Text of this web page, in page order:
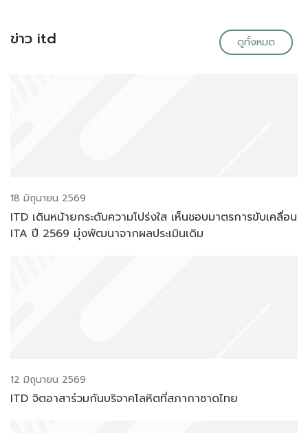
ข่าว itd ดูทั้งหมด
18 มิถุนายน 2569
ITD เดินหน้ายกระดับความโปร่งใส เห็นชอบมาตรการขับเคลื่อน
ITA ปี 2569 มุ่งพัฒนาจากผลประเมินเดิม
12 มิถุนายน 2569
ITD จิตอาสาร่วมกันบริจาคโลหิตที่สภากาชาดไทย